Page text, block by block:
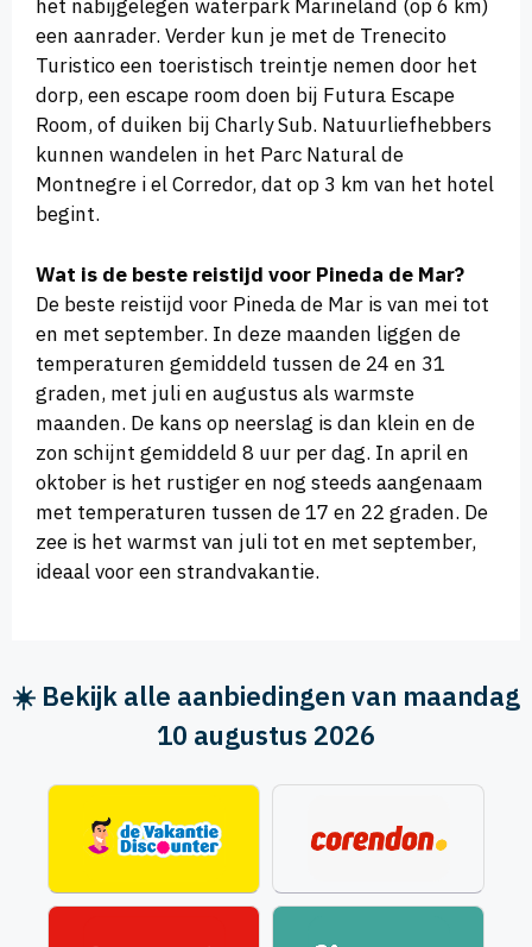
het nabijgelegen waterpark Marineland (op 6 km)
een aanrader. Verder kun je met de Trenecito
Turistico een toeristisch treintje nemen door het
dorp, een escape room doen bij Futura Escape
Room, of duiken bij Charly Sub. Natuurliefhebbers
kunnen wandelen in het Parc Natural de
Montnegre i el Corredor, dat op 3 km van het hotel
begint.
Wat is de beste reistijd voor Pineda de Mar?
De beste reistijd voor Pineda de Mar is van mei tot
en met september. In deze maanden liggen de
temperaturen gemiddeld tussen de 24 en 31
graden, met juli en augustus als warmste
maanden. De kans op neerslag is dan klein en de
zon schijnt gemiddeld 8 uur per dag. In april en
oktober is het rustiger en nog steeds aangenaam
met temperaturen tussen de 17 en 22 graden. De
zee is het warmst van juli tot en met september,
ideaal voor een strandvakantie.
☀️ Bekijk alle aanbiedingen van maandag
10 augustus 2026